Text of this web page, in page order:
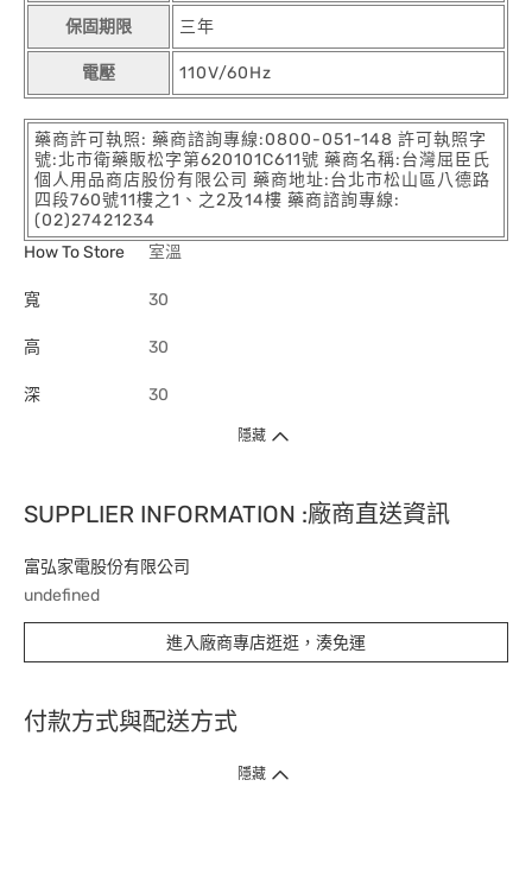
保固期限 三年
電壓 110V/60Hz
藥商許可執照: 藥商諮詢專線:0800-051-148 許可執照字
號:北市衛藥販松字第620101C611號 藥商名稱:台灣屈臣氏
個人用品商店股份有限公司 藥商地址:台北市松山區八德路
四段760號11樓之1、之2及14樓 藥商諮詢專線:
(02)27421234
How To Store
室溫
寬 30
高 30
深 30
隱藏
SUPPLIER INFORMATION :廠商直送資訊
富弘家電股份有限公司
undefined
進入廠商專店逛逛，湊免運
付款方式與配送方式
隱藏